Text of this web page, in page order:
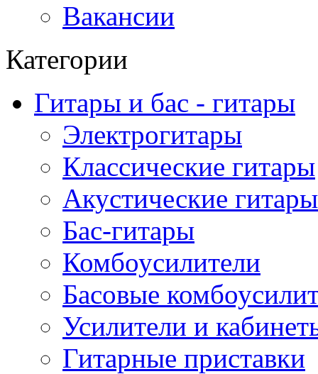
Вакансии
Категории
Гитары и бас - гитары
Электрогитары
Классические гитары
Акустические гитары
Бас-гитары
Комбоусилители
Басовые
Усилители и
Гитарные приставки